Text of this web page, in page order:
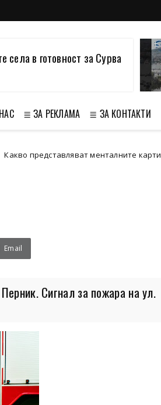
села в готовност за Сурва
≣ ЗА РЕКЛАМА ≣ ЗА КОНТАКТИ
менталните карти и как да ги
Email
Сигнал за пожара на ул.